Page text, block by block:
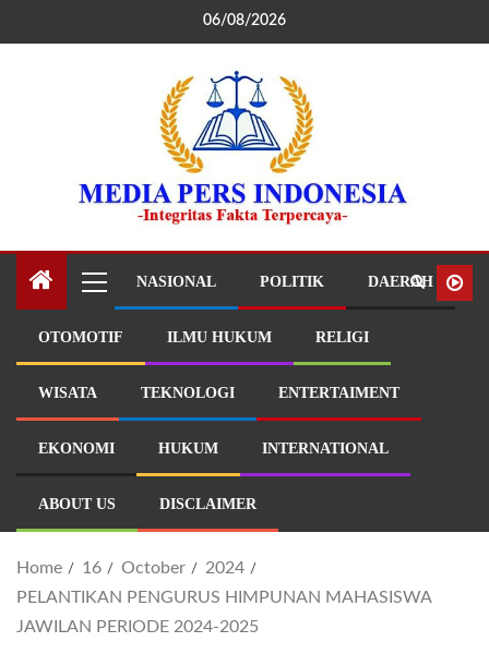
06/08/2026
NASIONAL POLITIK DAERAH
OTOMOTIF ILMU HUKUM RELIGI
WISATA TEKNOLOGI ENTERTAIMENT
EKONOMI HUKUM INTERNATIONAL
ABOUT US DISCLAIMER
Home 16 October
2024
PELANTIKAN PENGURUS HIMPUNAN MAHASISWA
JAWILAN PERIODE 2024-2025